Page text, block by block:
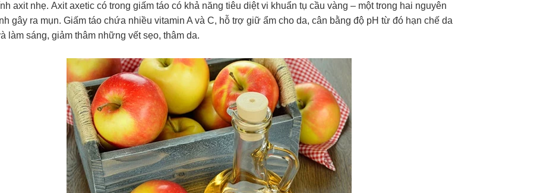
axit nhẹ. Axit axetic có trong giấm táo có khả năng tiêu diệt vi khuẩn tụ cầu vàng – một trong hai nguyên
gây ra mụn. Giấm táo chứa nhiều vitamin A và C, hỗ trợ giữ ẩm cho da, cân bằng độ pH từ đó hạn chế da
làm sáng, giảm thâm những vết sẹo, thâm da.